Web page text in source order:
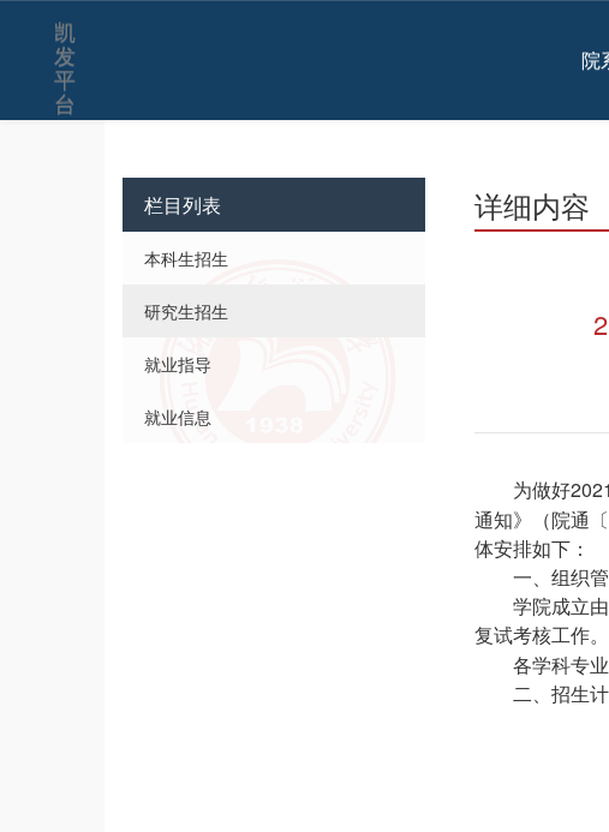
凯
发
平
台
院
栏目列表
本科生招生
研究生招生
就业指导
就业信息
详细内容
为做好2021
通知》（院通〔
体安排如下：
一、组织
学院成立
复试考核工作。
各学科专
二、招生